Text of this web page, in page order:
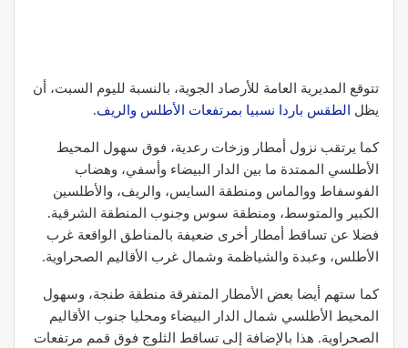
تتوقع المديرية العامة للأرصاد الجوية، بالنسبة لليوم السبت، أن
يظل
الطقس باردا نسبيا بمرتفعات الأطلس والريف.
كما يرتقب نزول أمطار وزخات رعدية، فوق سهول المحيط
الأطلسي الممتدة ما بين الدار البيضاء وأسفي، وهضاب
الفوسفاط ووالماس ومنطقة السايس، والريف، والأطلسين
الكبير والمتوسط، ومنطقة سوس وجنوب المنطقة الشرقية.
فضلا عن تساقط أمطار أخرى ضعيفة بالمناطق الواقعة غرب
الأطلس، وعبدة والشياظمة وشمال غرب الأقاليم الصحراوية.
كما ستهم أيضا بعض الأمطار المتفرقة منطقة طنجة، وسهول
المحيط الأطلسي شمال الدار البيضاء ومحليا جنوب الأقاليم
الصحراوية. هذا بالإضافة إلى تساقط الثلوج فوق قمم مرتفعات